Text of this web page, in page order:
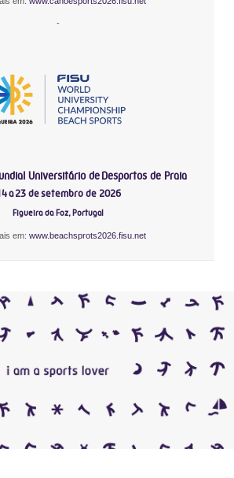
-
Universitário de Desportos de Praia
a 23 de setembro de 2026
Figueira da Foz, Portugal
em: www.beachsprots2026.fisu.net